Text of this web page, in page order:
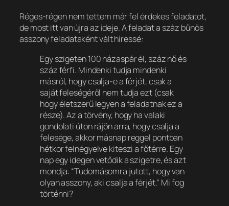
Réges-régen nem tettem már fel érdekes feladatot,
de most itt van újra az ideje. A feladat a száz bűnös
asszony feladataként vált híressé:
Egy szigeten 100 házaspár él, száz nő és
száz férfi. Mindenki tudja mindenki
másról, hogy csalja-e a férjét, csak a
saját feleségéről nem tudja ezt (csak
hogy életszerű legyen a feladatnak ez a
része). Az a törvény, hogy ha valaki
gondolati úton rájön arra, hogy csalja a
felesége, akkor másnap reggel pontban
hétkor felnégyelve kiteszi a főtérre. Egy
nap egy idegen vetődik a szigetre, és azt
mondja: “Tudomásomra jutott, hogy van
olyan asszony, aki csalja a férjét.” Mi fog
történni?